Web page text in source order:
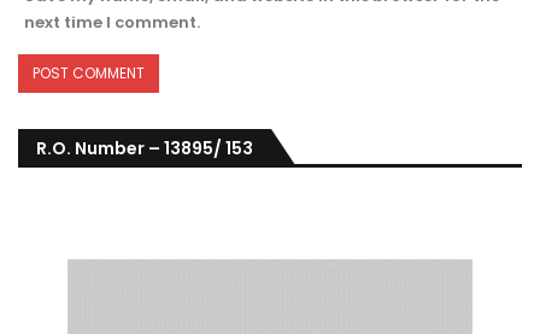
next time I comment.
R.O. Number – 13895/ 153